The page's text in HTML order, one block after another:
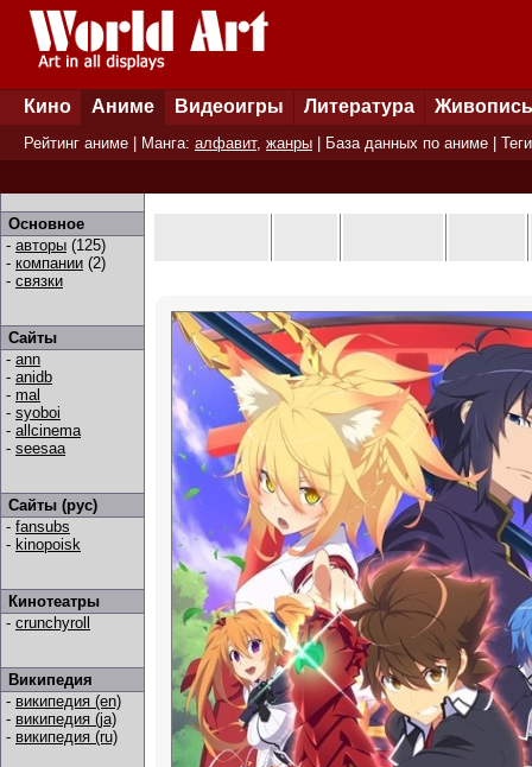
Кино Аниме Видеоигры Литература Живопись
Рейтинг аниме | Манга: алфавит, жанры База данных по аниме Теги
Основное
- авторы (125)
- компании (2)
- связки
Сайты
- ann
- anidb
- mal
- syoboi
- allcinema
- seesaa
Сайты (рус)
- fansubs
- kinopoisk
Кинотеатры
- crunchyroll
Википедия
- википедия (en)
- википедия (ja)
- википедия (ru)